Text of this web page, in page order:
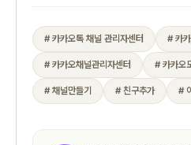
# 카카오톡 채널 관리자센터 # 카
# 카카오채널관리자센터 # 카카오
# 채널만들기 # 친구추가 #